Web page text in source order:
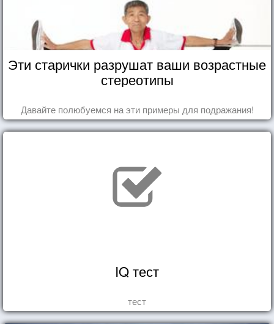
Эти старички разрушат ваши возрастные
стереотипы
Давайте полюбуемся на эти примеры для подражания!
IQ тест
тест